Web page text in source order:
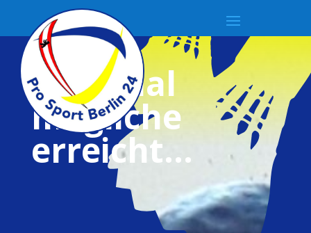
Das
maximal
mögliche
erreicht…